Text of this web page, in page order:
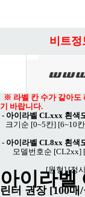
비트
※ 라벨 칸 수가 같아도
기 바랍니다.
- 아이라벨 CLxxx 흰색
크기순 [0~5칸] [6~10
- 아이라벨 CL8xx 흰색
모델번호순 [CL2xx]
[원형] [정
아이라벨
린터 권장 [100매